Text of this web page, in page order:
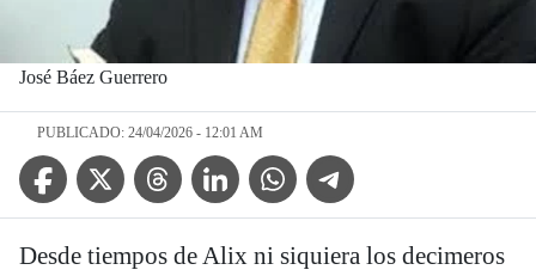
José Báez Guerrero
PUBLICADO: 24/04/2026 - 12:01 AM
Facebook IconTwitter IconThreads IconLinkedin IconWhatsApp IconTelegram Icon
Desde tiempos de Alix ni siquiera los decimeros